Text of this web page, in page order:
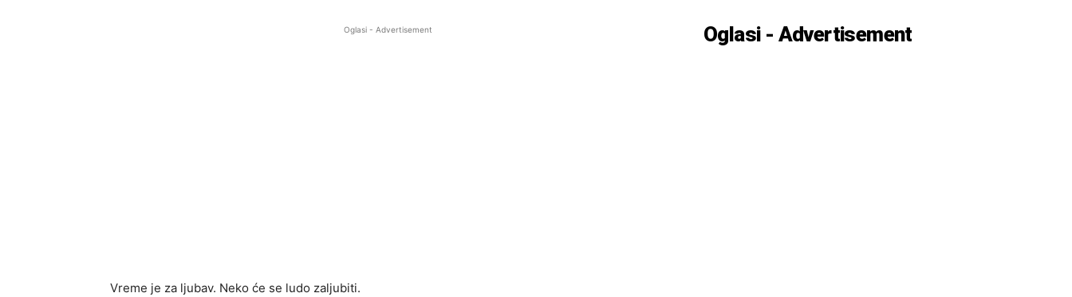
Oglasi - Advertisement
Vreme je za ljubav. Neko će se ludo zaljubiti.
Oglasi - Advertisement